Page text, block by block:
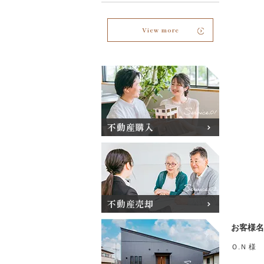
お客様
Ｏ.Ｎ 様
View more
不動産購入
不動産売却